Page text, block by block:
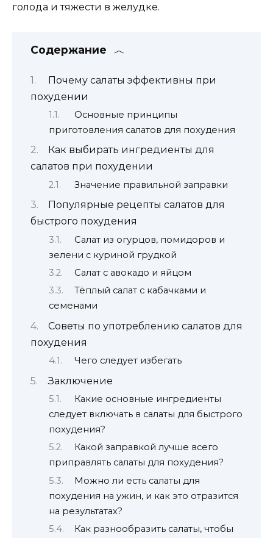
голода и тяжести в желудке.
Содержание
Почему салаты эффективны при
похудении
Основные принципы
приготовления салатов для похудения
Как выбирать ингредиенты для
салатов при похудении
Значение правильной заправки
Популярные рецепты салатов для
быстрого похудения
Салат из огурцов, помидоров и
зелени с куриной грудкой
Салат с авокадо и яйцом
Тёплый салат с кабачками и
семенами
Советы по употреблению салатов для
похудения
Чего следует избегать
Заключение
Какие основные ингредиенты
следует включать в салаты для быстрого
похудения?
Какой заправкой лучше всего
приправлять салаты для похудения?
Можно ли есть салаты для
похудения на ужин, и как это отразится
на результатах?
Как разнообразить салаты, чтобы